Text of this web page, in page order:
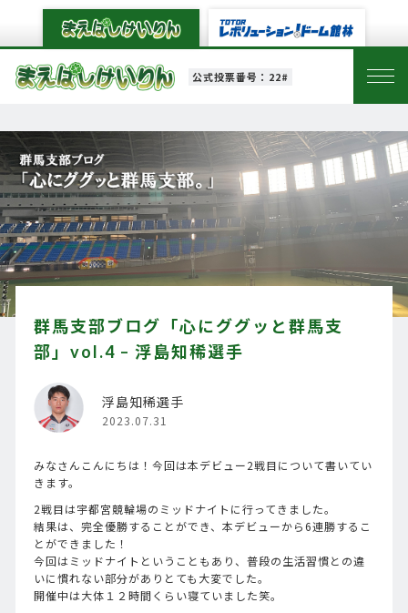
公式投票番号：22#
群馬支部ブログ「心にググッと群馬支
部」vol.4 – 浮島知稀選手
浮島知稀選手
2023.07.31
みなさんこんにちは！今回は本デビュー2戦目について書いてい
きます。
2戦目は宇都宮競輪場のミッドナイトに行ってきました。
結果は、完全優勝することができ、本デビューから6連勝するこ
とができました！
今回はミッドナイトということもあり、普段の生活習慣との違
いに慣れない部分がありとても大変でした。
開催中は大体１２時間くらい寝ていました笑。